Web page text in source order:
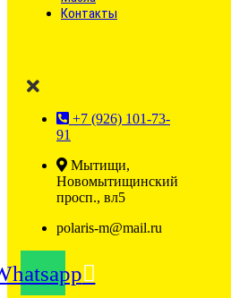
Контакты
+7 (926) 101-73-
91
Мытищи,
Новомытищинский
просп., вл5
polaris-m@mail.ru